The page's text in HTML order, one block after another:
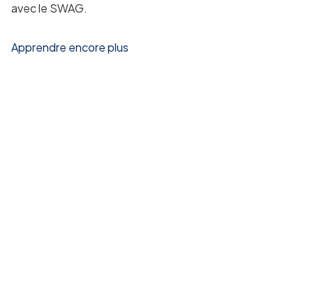
avec le SWAG.
Apprendre encore plus